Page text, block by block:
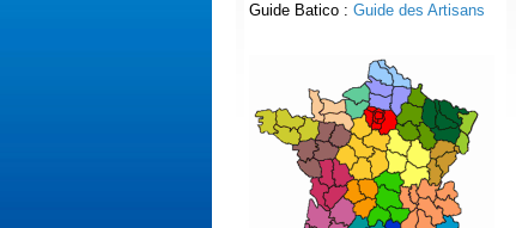
Guide Batico : Guide des Artisans